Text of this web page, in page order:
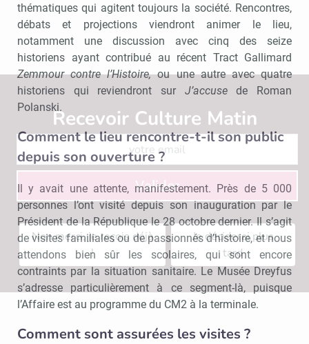
thématiques qui agitent toujours la société. Rencontres,
débats et projections viendront animer le lieu,
notamment une discussion avec cinq des seize
historiens ayant contribué au récent Tract Gallimard
Zemmour contre l’Histoire,ou une autre avec quatre
historiens qui reviendront sur J’accusede Roman
Polanski.
Comment le lieu rencontre-t-il son public
depuis son ouverture ?
Il y avait une attente, manifestement. Près de 5 000
personnes l’ont visité depuis son inauguration par le
Président de la République le 28 octobre dernier. Il s’agit
de visites familiales ou de passionnés d’histoire, et nous
attendons bien sûr les scolaires, qui sont encore
contraints par la situation sanitaire. Le Musée Dreyfus
s’adresse particulièrement à ce segment-là, puisque
l’Affaire est au programme du CM2 à la terminale.
Comment sont assurées les visites ?
Recevoir Culture Matin
Valider
Non merci, je reçois déjà
!
Je déciderai plus
tard